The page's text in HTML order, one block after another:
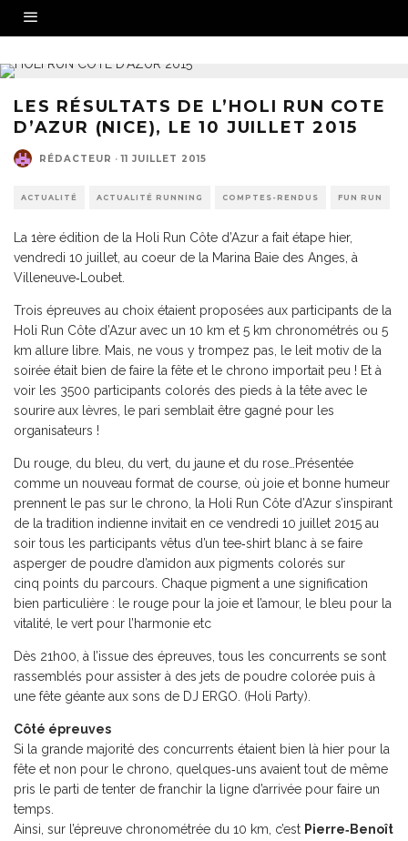
LES RÉSULTATS DE L’HOLI RUN COTE
D’AZUR (NICE), LE 10 JUILLET 2015
RÉDACTEUR · 11 JUILLET 2015
ACTUALITÉ ACTUALITÉ RUNNING COMPTES-RENDUS FUN RUN
La 1ère édition de la Holi Run Côte d’Azur a fait étape hier,
vendredi 10 juillet, au coeur de la Marina Baie des Anges, à
Villeneuve‐Loubet.
Trois épreuves au choix étaient proposées aux participants de la
Holi Run Côte d’Azur avec un 10 km et 5 km chronométrés ou 5
km allure libre. Mais, ne vous y trompez pas, le leit motiv de la
soirée était bien de faire la fête et le chrono importait peu ! Et à
voir les 3500 participants colorés des pieds à la tête avec le
sourire aux lèvres, le pari semblait être gagné pour les
organisateurs !
Du rouge, du bleu, du vert, du jaune et du rose…Présentée
comme un nouveau format de course, où joie et bonne humeur
prennent le pas sur le chrono, la Holi Run Côte d’Azur s’inspirant
de la tradition indienne invitait en ce vendredi 10 juillet 2015 au
soir tous les participants vêtus d’un tee‐shirt blanc à se faire
asperger de poudre d’amidon aux pigments colorés sur
cinq points du parcours. Chaque pigment a une signification
bien particulière : le rouge pour la joie et l’amour, le bleu pour la
vitalité, le vert pour l’harmonie etc
Dès 21h00, à l’issue des épreuves, tous les concurrents se sont
rassemblés pour assister à des jets de poudre colorée puis à
une fête géante aux sons de DJ ERGO. (Holi Party).
Côté épreuves
Si la grande majorité des concurrents étaient bien là hier pour la
fête et non pour le chrono, quelques‐uns avaient tout de même
pris le parti de tenter de franchir la ligne d’arrivée pour faire un
temps.
Ainsi, sur l’épreuve chronométrée du 10 km, c’est Pierre‐Benoît